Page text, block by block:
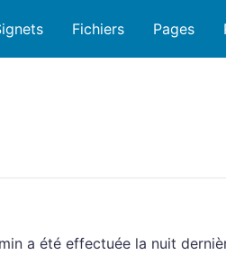
Fichiers Pages
a été effectuée la nuit